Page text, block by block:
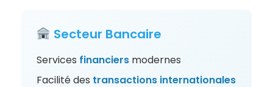
Secteur Bancaire
Services financiers modernes
Facilité des transactions internationales